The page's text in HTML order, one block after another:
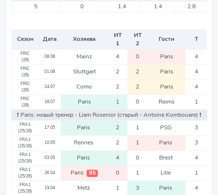
5
0 1.4 1.4 2.8
Сезон Дата Хозяева
ИТ
1
ИТ
2
Гости Т
FRIC
(26)
08.08 Mainz 4 0 Paris 4
FRIC
(26)
01.08 Stuttgart 2 2 Paris 4
FRIC
(26)
24.07 Como 2 2 Paris 4
FRIC
(26)
18.07 Paris 1 0 Reims
1
❗️ Paris: новый тренер - Liam Rosenior(старый - Antoine Kombouare) ❗️
FRA1
(25/26)
17.05 Paris 2 1 PSG 3
FRA1
(25/26)
10.05 Rennes 2 1 Paris 3
FRA1
(25/26)
03.05 Paris 4 0 Brest 4
FRA1
(25/26)
26.04 Paris 85 0 1 Lille 1
FRA1
(25/26)
19.04 Metz 1 3 Paris 4